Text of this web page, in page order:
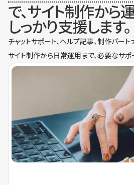
で、サイト制作から
しっかり支援します。
チャットサポート、ヘルプ記事、制作パート
サイト制作から日常運用まで、必要なサポ